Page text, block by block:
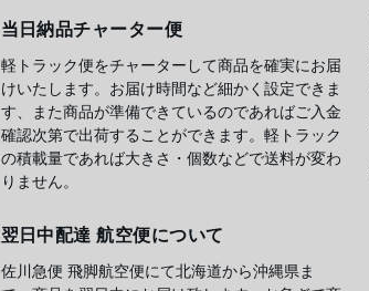
当日納品チャーター便
軽トラック便をチャーターして商品を確実にお届
けいたします。お届け時間など細かく設定できま
す、また商品が準備できているのであればご入金
確認次第で出荷することができます。軽トラック
の積載量であれば大きさ・個数などで送料が変わ
りません。
翌日中配達 航空便について
佐川急便 飛脚航空便にて北海道から沖縄県ま